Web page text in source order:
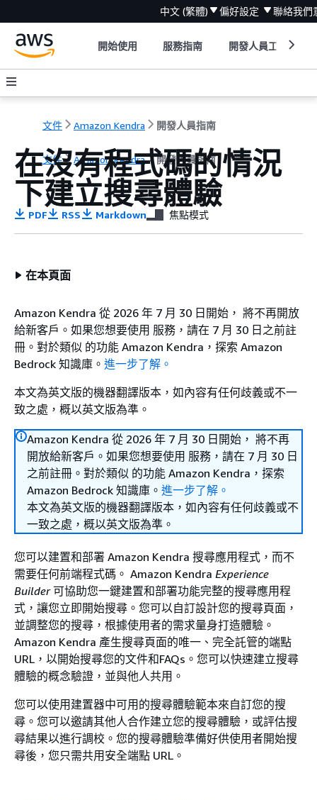
中文 (繁體) 偏好設定 聯絡我們
開始使用 服務指南 開發人員工具
文件 Amazon Kendra 開發人員指南
文件 Amazon Kendra 開發人員指南
在沒有程式碼的情況
下建立搜尋體驗
PDF RSS Markdown 焦點模式
在本頁面
Amazon Kendra 從 2026 年 7 月 30 日開始， 將不再開放
給新客戶。如果您想要使用 服務，請在 7 月 30 日之前註
冊。對於類似 的功能 Amazon Kendra，探索 Amazon
Bedrock 知識庫。 進一步了解。
本文為英文版的機器翻譯版本，如內容有任何歧義或不一
致之處，概以英文版為準。
Amazon Kendra 從 2026 年 7 月 30 日開始， 將不再
開放給新客戶。如果您想要使用 服務，請在 7 月 30 日
之前註冊。對於類似 的功能 Amazon Kendra，探索
Amazon Bedrock 知識庫。 進一步了解。
本文為英文版的機器翻譯版本，如內容有任何歧義或不
一致之處，概以英文版為準。
您可以建置和部署 Amazon Kendra 搜尋應用程式，而不
需要任何前端程式碼。 Amazon Kendra Experience
Builder可協助您一鍵建置和部署功能完整的搜尋應用程
式，讓您立即開始搜尋。您可以自訂設計您的搜尋頁面，
並調整您的搜尋，根據使用者的需求量身打造體驗。
Amazon Kendra 產生搜尋頁面的唯一、完全託管的端點
URL，以開始搜尋您的文件和FAQs。您可以快速建立搜尋
體驗的概念驗證，並與他人共用。
您可以使用建置器中可用的搜尋體驗範本來自訂您的搜
尋。您可以邀請其他人合作建立您的搜尋體驗，或評估搜
尋結果以進行調校。您的搜尋體驗準備好供使用者開始搜
尋後，您只需共用安全端點 URL。